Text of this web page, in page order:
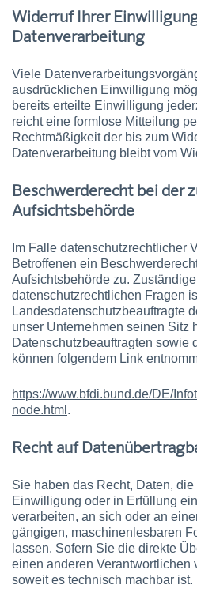
Widerruf Ihrer
Datenverarbeitung
Viele
ausdrücklichen Einwilligung
bereits erteilte Einwilligung
reicht eine formlose Mitteilung
Rechtmäßigkeit der bis zum
Datenverarbeitung bleibt vom
Beschwerderecht bei der
Aufsichtsbehörde
Im Falle datenschutzrechtlicher
Betroffenen ein
Aufsichtsbehörde zu.
datenschutzrechtlichen Fragen
Landesdatenschutzbeauftragte
unser Unternehmen seinen Sitz
Datenschutzbeauftragten sowie
können folgendem Link
https://www.bfdi.bund.de/DE/
node.html .
Recht auf
Sie haben das Recht, Daten,
Einwilligung oder in Erfüllung
verarbeiten, an sich oder an
gängigen, maschinenlesbaren
lassen. Sofern Sie die direkte
einen anderen Verantwortlichen
soweit es technisch machbar ist.